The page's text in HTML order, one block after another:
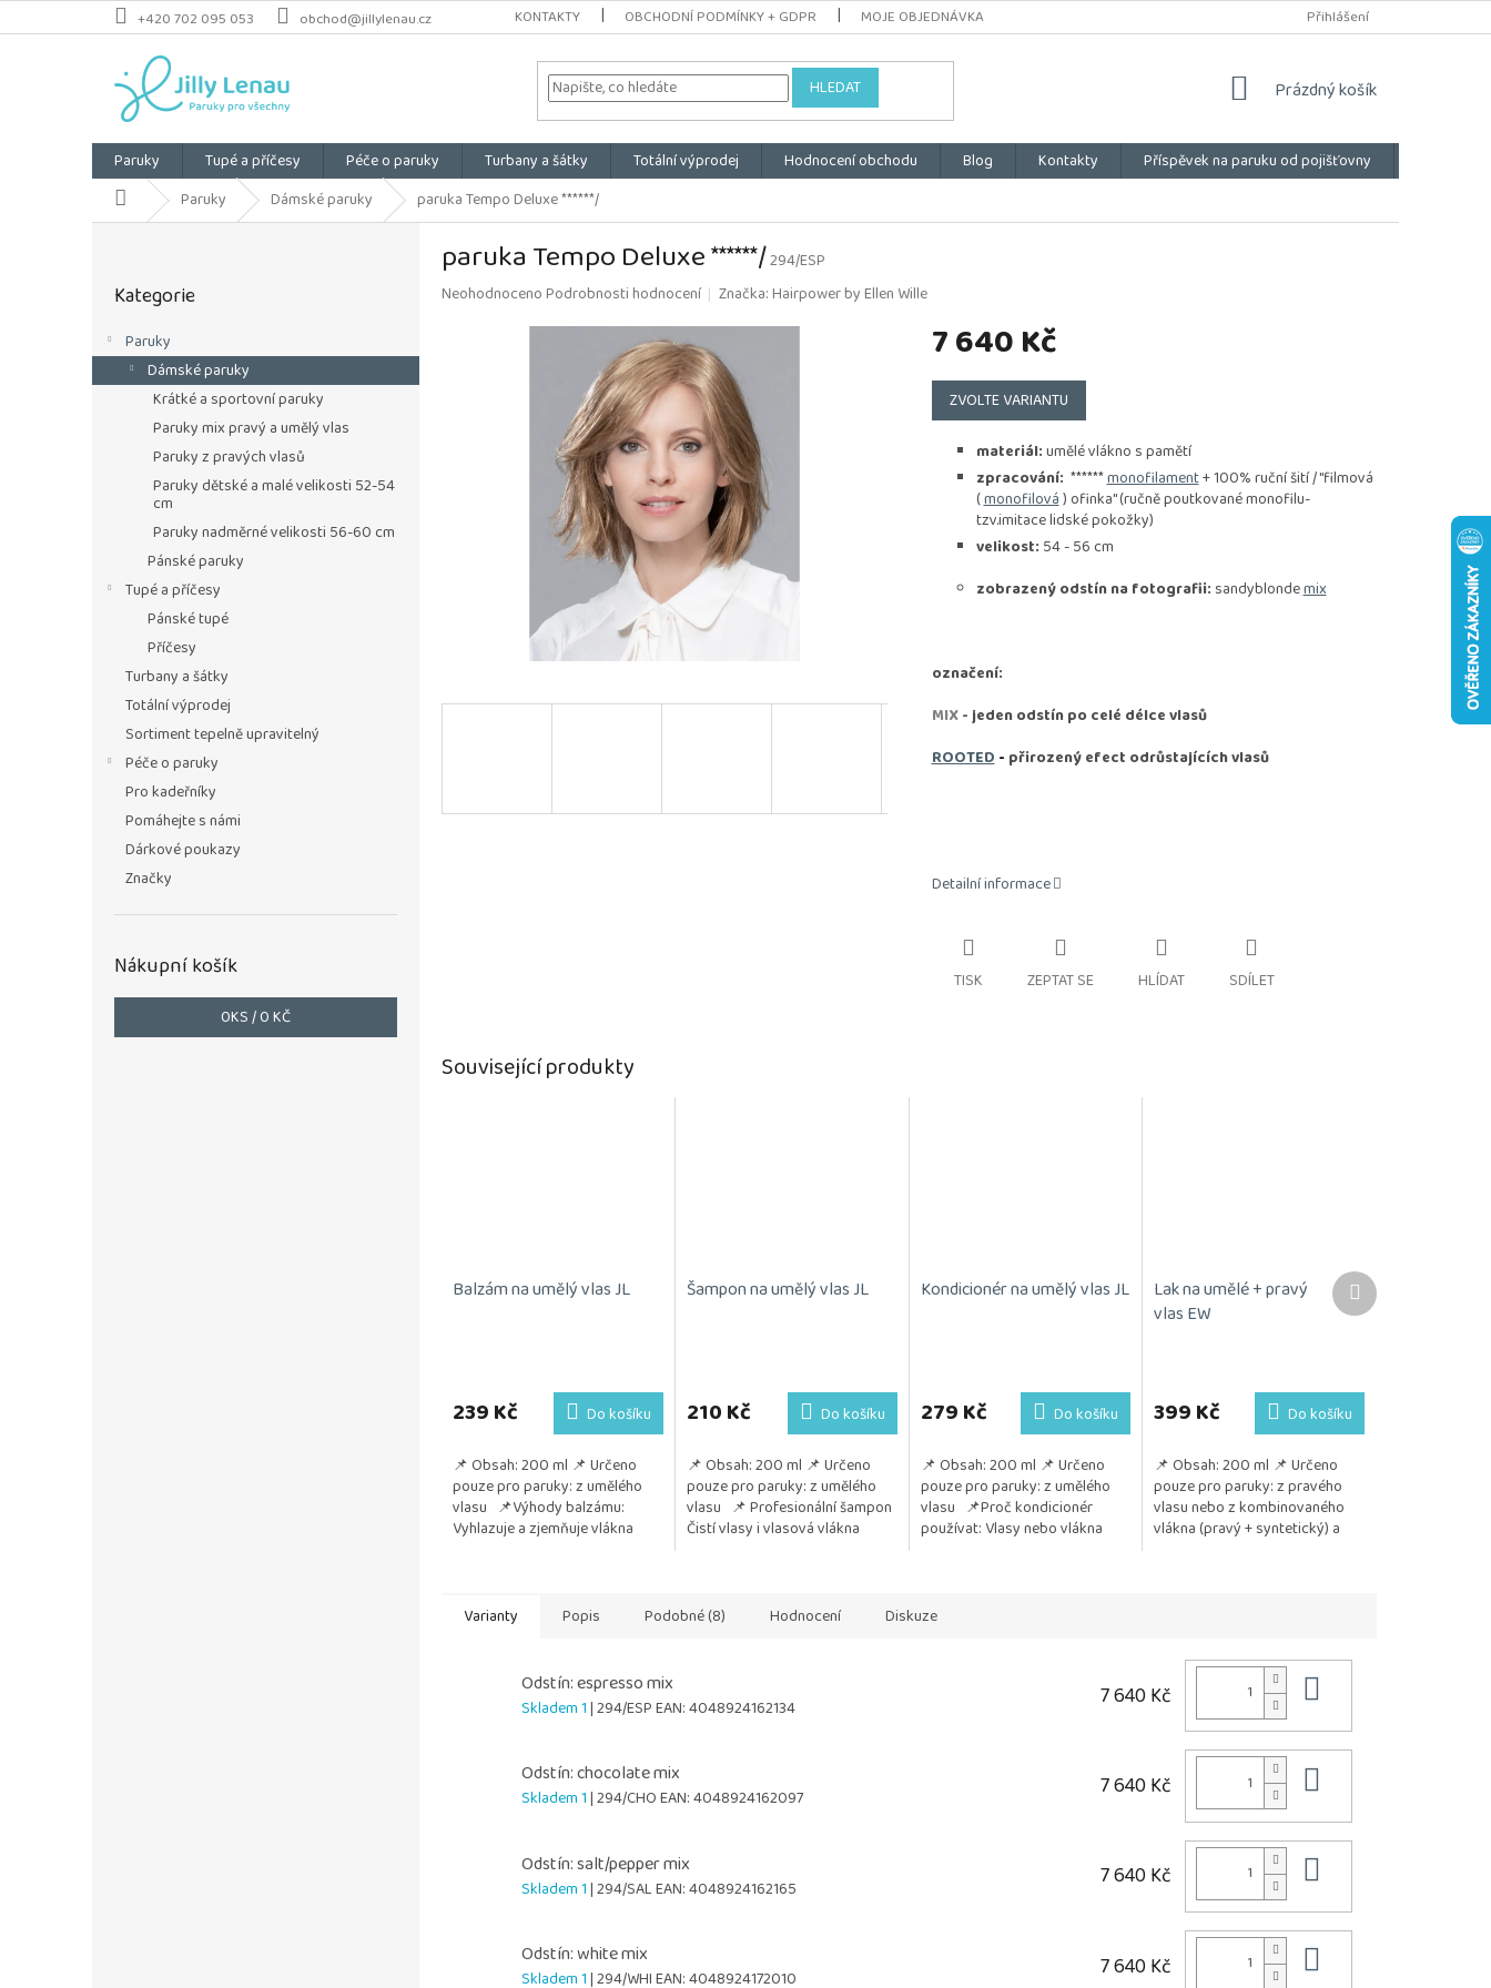
Přejít
na
+420 702 095 053 obchod@jillylenau.cz KONTAKTY OBCHODNÍ PODMÍNKY + GDPR MOJE OBJEDNÁVKA Přihlášení
HLEDAT
NÁKUPNÍ
Prázdný košík
Paruky Tupé a příčesy Péče o paruky Turbany a šátky Totální výprodej Hodnocení obchodu Blog Kontakty Příspěvek na paruku od pojišťovny
Domů Paruky Dámské paruky paruka Tempo Deluxe ******/
P
a
n
kategorie
Kategorie
Paruky
Dámské paruky
Krátké a sportovní paruky
Paruky mix pravý a umělý vlas
Paruky z pravých vlasů
Paruky dětské a malé velikosti 52-54
cm
Paruky nadměrné velikosti 56-60 cm
Pánské paruky
Tupé a příčesy
Pánské tupé
Příčesy
Turbany a šátky
Totální výprodej
Sortiment tepelně upravitelný
Péče o paruky
Pro kadeřníky
Pomáhejte s námi
Dárkové poukazy
Značky
Nákupní košík
0KS /0 KČ
paruka Tempo Deluxe ******/294/ESP
Průměrné
NeohodnocenoPodrobnosti hodnocení Značka:Hairpower by Ellen Wille
7 640 Kč
Měrná
cena:
ZVOLTE VARIANTU
materiál:umělé vlákno s pamětí
zpracování: ******monofilament+ 100% ruční šití / "filmová
(monofilová) ofinka" (ručně poutkované monofilu-
tzv.imitace lidské pokožky)
velikost: 54 - 56 cm
zobrazený odstín na fotografii: sandyblondemix
označení:
MIX- jeden odstín po celé délce vlasů
ROOTED- přirozený efect odrůstajících vlasů
Detailní informace
TISK ZEPTAT SE HLÍDAT SDÍLET
Související produkty
Balzám na umělý vlas JL
239 Kč Do košíku
📌 Obsah: 200 ml 📌 Určeno
pouze pro paruky: z umělého
vlasu 📌Výhody balzámu:
Vyhlazuje a zjemňuje vlákna
Šampon na umělý vlas JL
210 Kč Do košíku
📌 Obsah: 200 ml 📌 Určeno
pouze pro paruky: z umělého
vlasu 📌 Profesionální šampon
Čistí vlasy i vlasová vlákna
Kondicionér na umělý vlas JL
produktu
je
z
5
hvězdiček.
279 Kč Do košíku
📌 Obsah: 200 ml 📌 Určeno
pouze pro paruky: z umělého
vlasu 📌Proč kondicionér
používat: Vlasy nebo vlákna
Lak na umělé + pravý
vlas EW
produktu
je
z
5
hvězdiček.
399 Kč Do košíku
📌 Obsah: 200 ml 📌 Určeno
pouze pro paruky: z pravého
vlasu nebo z kombinovaného
vlákna (pravý + syntetický) a
Další
produkt
Varianty Popis Podobné (8) Hodnocení Diskuze
Odstín: espresso mix
Skladem 1| 294/ESPEAN:4048924162134 7 640 Kč
Odstín: chocolate mix
Skladem 1| 294/CHOEAN:4048924162097 7 640 Kč
Odstín: salt/pepper mix
Skladem 1| 294/SALEAN:4048924162165 7 640 Kč
Odstín: white mix
Skladem 1| 294/WHIEAN:4048924172010 7 640 Kč